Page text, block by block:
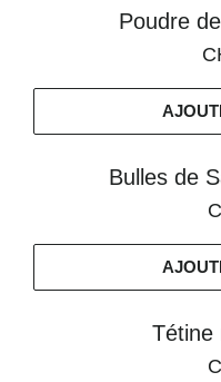
Poudre
Bulles de
Tétine